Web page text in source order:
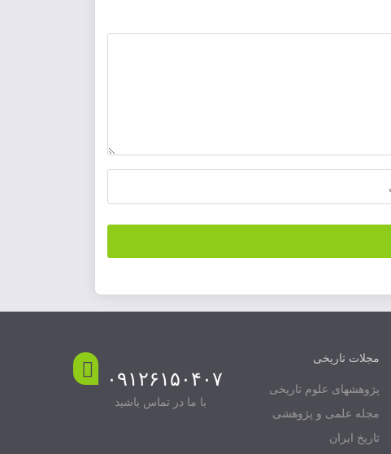
مجلات تاریخی
پژوهشهای علوم تاریخی
مجله علمی و پژوهشی
تاریخ ایران
۰۹۱۲۶۱۵۰۴۰۷
با ما در تماس باشید